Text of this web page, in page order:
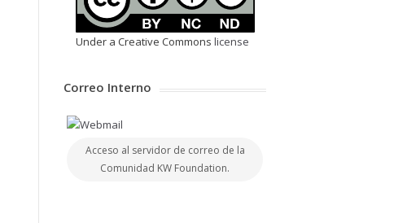
Under a Creative Commons license
Correo Interno
Acceso al servidor de correo de la
Comunidad KW Foundation.